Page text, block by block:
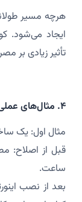
هرچه مسیر
ایجاد می‌شود.
تأثیر زیادی بر
۴. مثال‌های عملی از کاهش مصرف برق
مثال اول: یک ساختمان
ساعت.